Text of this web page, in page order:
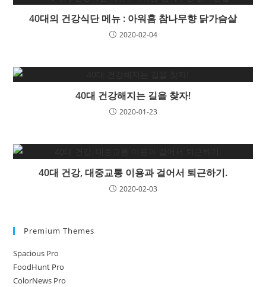
40대의 건강식단 메뉴 : 아워홈 참나무향 닭가슴살
2020-02-04
40대 건강해지는 길을 찾자!
2020-01-23
40대 건강, 대중교통 이용과 걸어서 퇴근하기.
2020-02-03
Premium Themes
Spacious Pro
FoodHunt Pro
ColorNews Pro